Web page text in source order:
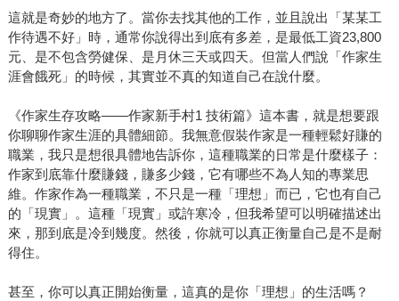
這就是奇妙的地方了。當你去找其他的工作，並且說出「某某工
作待遇不好」時，通常你說得出到底有多差，是最低工資23,800
元、是不包含勞健保、是月休三天或四天。但當人們說「作家生
涯會餓死」的時候，其實並不真的知道自己在說什麼。
《作家生存攻略——作家新手村1 技術篇》這本書，就是想要跟
你聊聊作家生涯的具體細節。我無意假裝作家是一種輕鬆好賺的
職業，我只是想很具體地告訴你，這種職業的日常是什麼樣子：
作家到底靠什麼賺錢，賺多少錢，它有哪些不為人知的專業思
維。作家作為一種職業，不只是一種「理想」而已，它也有自己
的「現實」。這種「現實」或許寒冷，但我希望可以明確描述出
來，那到底是冷到幾度。然後，你就可以真正衡量自己是不是耐
得住。
甚至，你可以真正開始衡量，這真的是你「理想」的生活嗎？